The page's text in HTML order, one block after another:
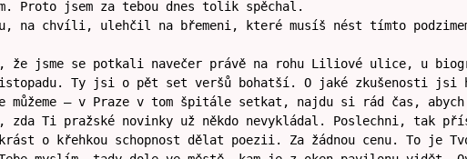
Proto jsem za tebou dnes tolik spěchal.
na chvíli, ulehčil na břemeni, které musíš nést tímto
že jsme se potkali navečer právě na rohu Liliové ulice, u
Ty jsi o pět set veršů bohatší. O jaké zkušenosti jsi
můžeme – v Praze v tom špitále setkat, najdu si rád čas,
zda Ti pražské novinky už někdo nevykládal. Poslechni, tak
o křehkou schopnost dělat poezii. Za žádnou cenu. To je